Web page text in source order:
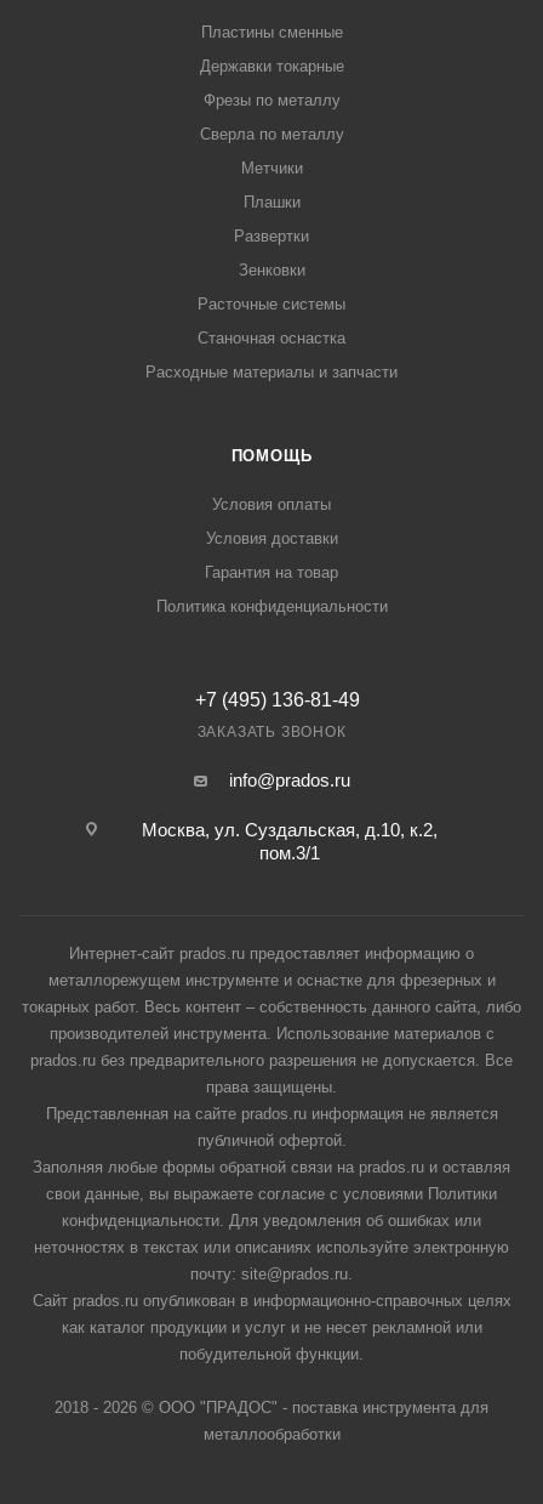
Пластины сменные
Державки токарные
Фрезы по металлу
Сверла по металлу
Метчики
Плашки
Развертки
Зенковки
Расточные системы
Станочная оснастка
Расходные материалы и запчасти
ПОМОЩЬ
Условия оплаты
Условия доставки
Гарантия на товар
Политика конфиденциальности
+7 (495) 136-81-49
ЗАКАЗАТЬ ЗВОНОК
info@prados.ru
Москва, ул. Суздальская, д.10, к.2,
пом.3/1
Интернет-сайт prados.ru предоставляет информацию о
металлорежущем инструменте и оснастке для фрезерных и
токарных работ. Весь контент – собственность данного сайта, либо
производителей инструмента. Использование материалов с
prados.ru без предварительного разрешения не допускается. Все
права защищены.
Представленная на сайте prados.ru информация не является
публичной офертой.
Заполняя любые формы обратной связи на prados.ru и оставляя
свои данные, вы выражаете согласие с условиями Политики
конфиденциальности. Для уведомления об ошибках или
неточностях в текстах или описаниях используйте электронную
почту: site@prados.ru.
Сайт prados.ru опубликован в информационно-справочных целях
как каталог продукции и услуг и не несет рекламной или
побудительной функции.
2018 - 2026 © ООО "ПРАДОС" - поставка инструмента для
металлообработки